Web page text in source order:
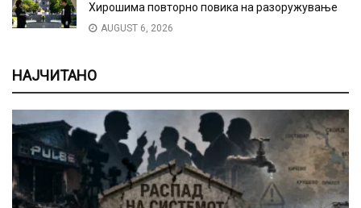
Хирошима повторно повика на разоружување
AUGUST 6, 2026
НАЈЧИТАНО